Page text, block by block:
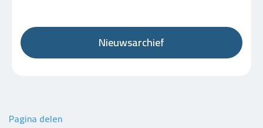
Nieuwsarchief
Pagina delen